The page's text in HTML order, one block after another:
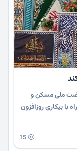
ملی مسکن و
بیکاری روزافزون